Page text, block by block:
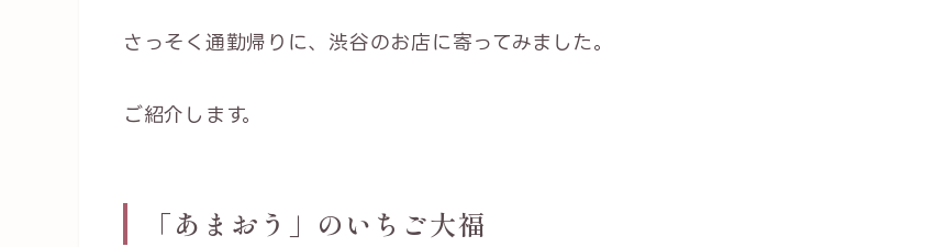
さっそく通勤帰りに、渋谷のお店に寄ってみました。
ご紹介します。
「あまおう」のいちご大福